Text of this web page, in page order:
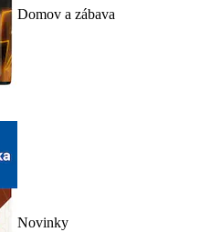
Domov a zábava
Novinky